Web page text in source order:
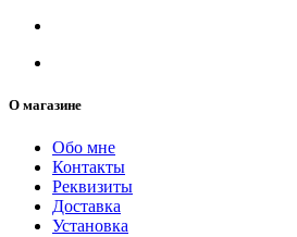
О магазине
Обо мне
Контакты
Реквизиты
Доставка
Установка